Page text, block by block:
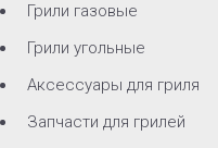
Грили газовые
Грили угольные
Аксессуары для гриля
Запчасти для грилей